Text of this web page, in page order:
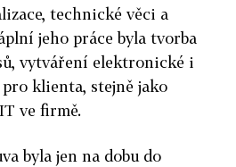
technické věci a
jeho práce byla tvorba
vytváření elektronické i
klienta, stejně jako
ve firmě.
byla jen na dobu do